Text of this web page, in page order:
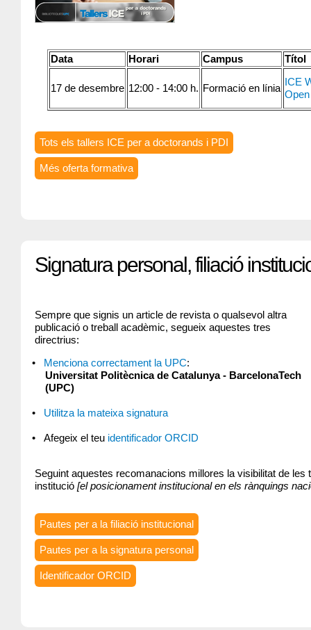
Data Horari Campus Títol
17 de desembre 12:00 - 14:00 h. Formació en línia
ICE
Tots els tallers ICE per a doctorands i PDI
Més oferta formativa
Signatura personal, filiació
Sempre que signis un article de revista o qualsevol altra
publicació o treball acadèmic, segueix aquestes tres
directrius:
Menciona correctament la UPC:
Universitat Politècnica de Catalunya - BarcelonaTech
(UPC)
Utilitza la mateixa signatura
Afegeix el teu identificador ORCID
Seguint aquestes recomanacions millores la visibilitat de les
institució [el posicionament institucional en els rànquings
Pautes per a la filiació institucional
Pautes per a la signatura personal
Identificador ORCID